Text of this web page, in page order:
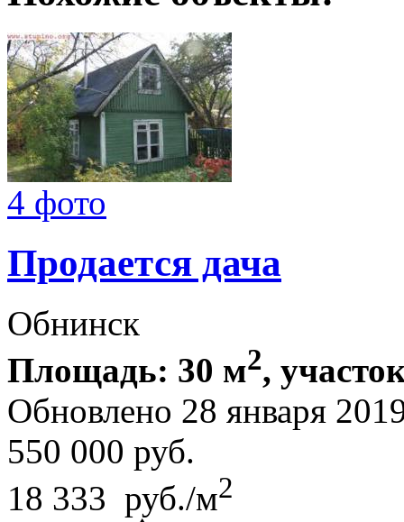
4 фото
Продается дача
Обнинск
Площадь: 30 м2,
Обновлено 28 января
550 000 руб.
18 333 руб./м2